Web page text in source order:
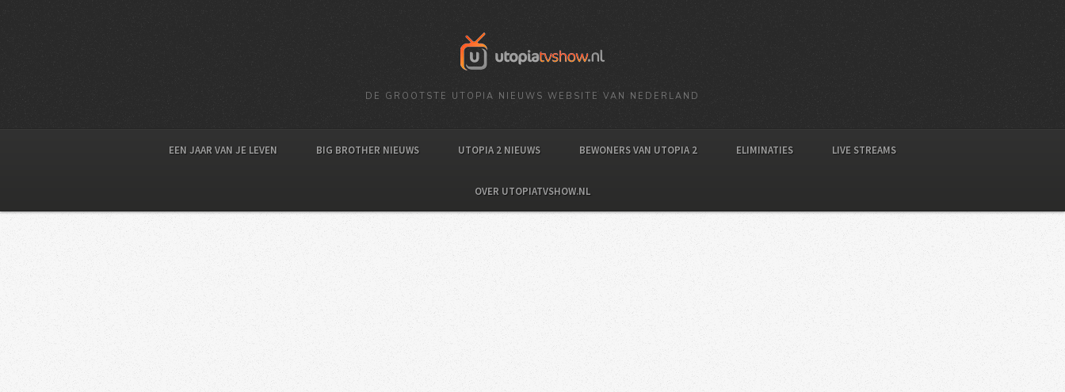
DE GROOTSTE UTOPIA NIEUWS WEBSITE VAN NEDERLAND
EEN JAAR VAN JE LEVEN BIG BROTHER NIEUWS UTOPIA 2 NIEUWS BEWONERS VAN UTOPIA 2 ELIMINATIES LIVE STREAMS
OVER UTOPIATVSHOW.NL